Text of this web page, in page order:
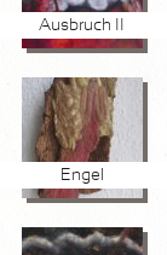
Ausbruch II
Engel